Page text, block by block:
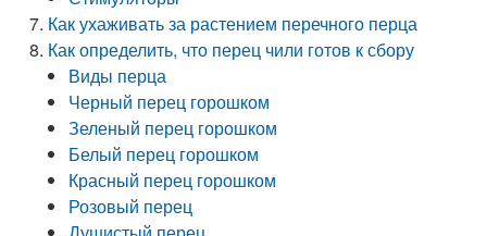
Как ухаживать за растением перечного перца
Как определить, что перец чили готов к сбору
Виды перца
Черный перец горошком
Зеленый перец горошком
Белый перец горошком
Красный перец горошком
Розовый перец